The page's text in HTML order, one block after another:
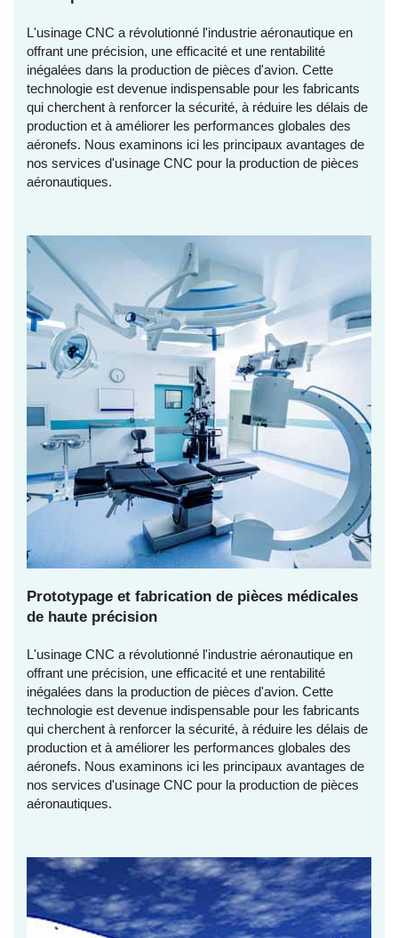
L'usinage CNC a révolutionné l'industrie aéronautique en
offrant une précision, une efficacité et une rentabilité
inégalées dans la production de pièces d'avion. Cette
technologie est devenue indispensable pour les fabricants
qui cherchent à renforcer la sécurité, à réduire les délais de
production et à améliorer les performances globales des
aéronefs. Nous examinons ici les principaux avantages de
nos services d'usinage CNC pour la production de pièces
aéronautiques.
Prototypage et fabrication de pièces médicales
de haute précision
L'usinage CNC a révolutionné l'industrie aéronautique en
offrant une précision, une efficacité et une rentabilité
inégalées dans la production de pièces d'avion. Cette
technologie est devenue indispensable pour les fabricants
qui cherchent à renforcer la sécurité, à réduire les délais de
production et à améliorer les performances globales des
aéronefs. Nous examinons ici les principaux avantages de
nos services d'usinage CNC pour la production de pièces
aéronautiques.